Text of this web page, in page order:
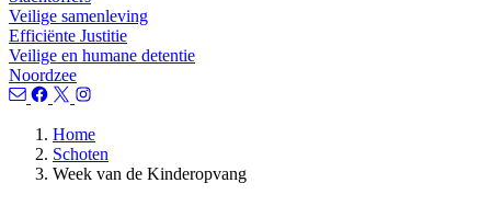
Veilige samenleving
Efficiënte Justitie
Veilige en humane detentie
Noordzee
Home
Schoten
Week van de Kinderopvang